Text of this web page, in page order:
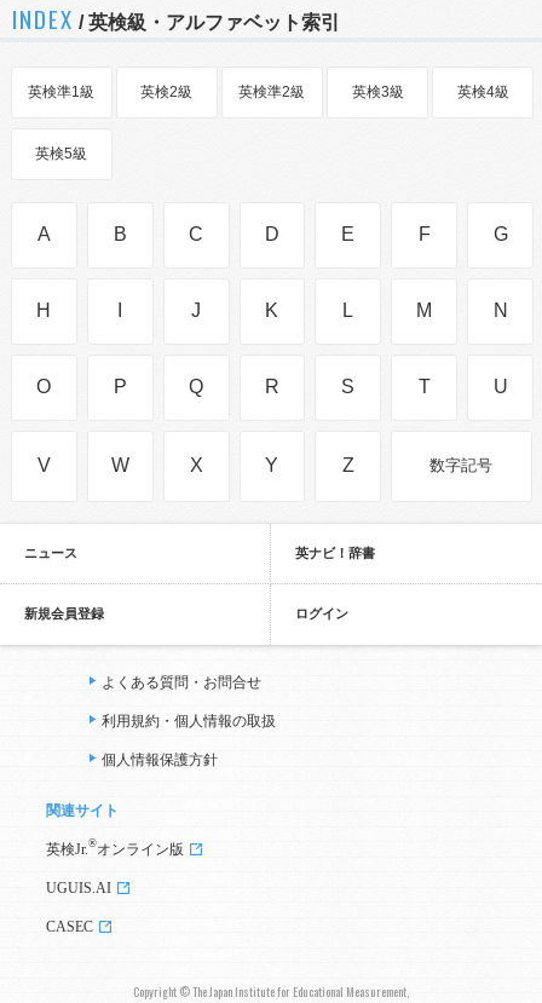
INDEX / 英検級・アルファベット索引
英検準1級 英検2級 英検準2級 英検3級 英検4級
英検5級
A B C D E F G
H J K L M N
O P Q R S T U
V W X Y Z 数字記号
ニュース 英ナビ！辞書
新規会員登録 ログイン
よくある質問・お問合せ
利用規約・個人情報の取扱
個人情報保護方針
関連サイト
英検Jr. ®オンライン版
UGUIS.AI
CASEC
Copyright © The Japan Institute for Educational Measurement,